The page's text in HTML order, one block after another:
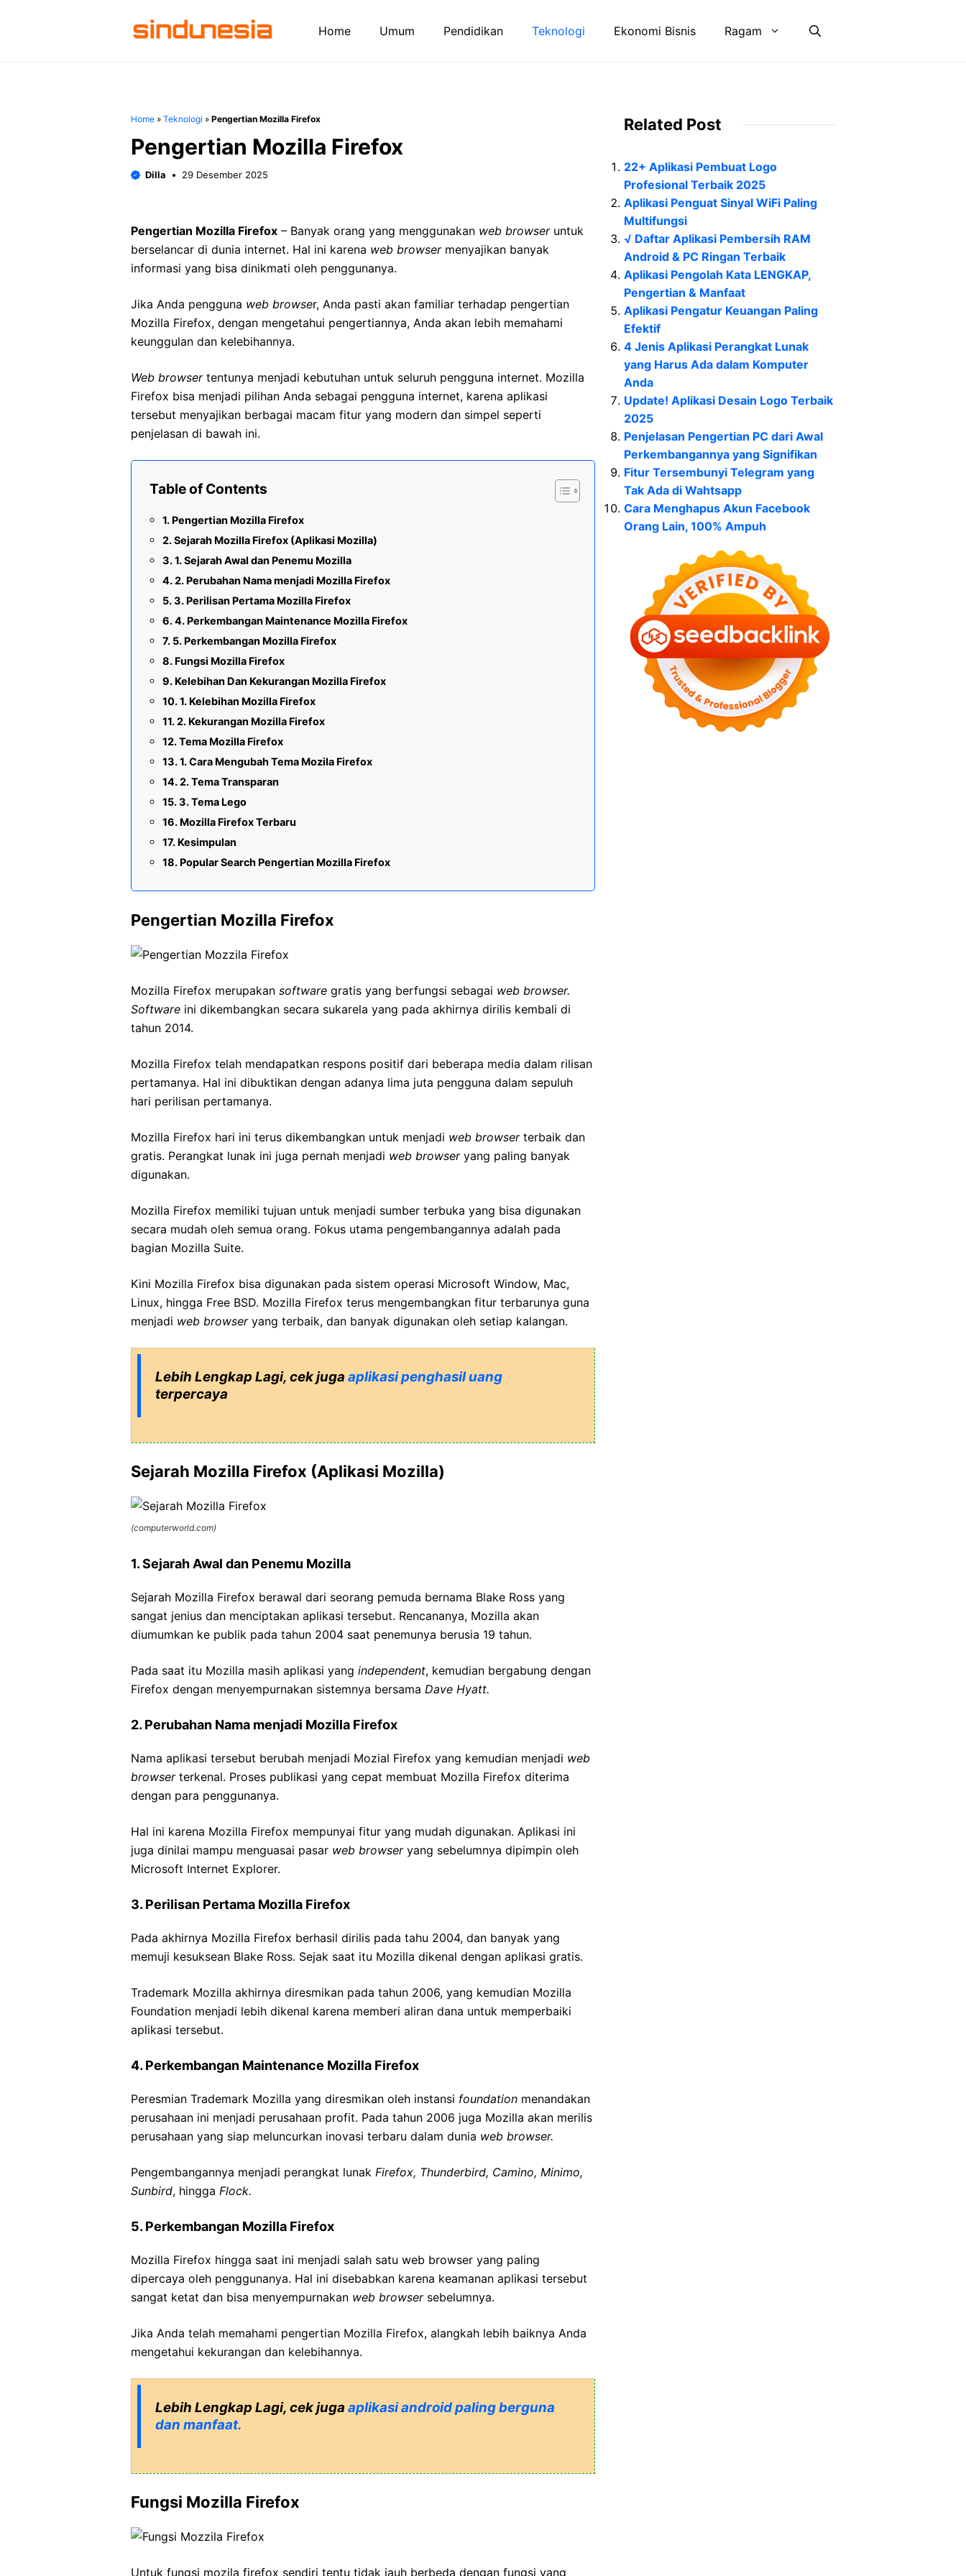
Home Umum Pendidikan Teknologi Ekonomi Bisnis Ragam
Home » Teknologi » Pengertian Mozilla Firefox
Pengertian Mozilla Firefox
Dilla 29 Desember 2025
Pengertian Mozilla Firefox – Banyak orang yang menggunakan web browseruntuk
berselancar di dunia internet. Hal ini karena web browsermenyajikan banyak
informasi yang bisa dinikmati oleh penggunanya.
Jika Anda pengguna web browser, Anda pasti akan familiar terhadap pengertian
Mozilla Firefox, dengan mengetahui pengertiannya, Anda akan lebih memahami
keunggulan dan kelebihannya.
Web browsertentunya menjadi kebutuhan untuk seluruh pengguna internet. Mozilla
Firefox bisa menjadi pilihan Anda sebagai pengguna internet, karena aplikasi
tersebut menyajikan berbagai macam fitur yang modern dan simpel seperti
penjelasan di bawah ini.
Table of Contents
Pengertian Mozilla Firefox
Sejarah Mozilla Firefox (Aplikasi Mozilla)
1. Sejarah Awal dan Penemu Mozilla
2. Perubahan Nama menjadi Mozilla Firefox
3. Perilisan Pertama Mozilla Firefox
4. Perkembangan Maintenance Mozilla Firefox
5. Perkembangan Mozilla Firefox
Fungsi Mozilla Firefox
Kelebihan Dan Kekurangan Mozilla Firefox
1. Kelebihan Mozilla Firefox
2. Kekurangan Mozilla Firefox
Tema Mozilla Firefox
1. Cara Mengubah Tema Mozila Firefox
2. Tema Transparan
3. Tema Lego
Mozilla Firefox Terbaru
Kesimpulan
Popular Search Pengertian Mozilla Firefox
Pengertian Mozilla Firefox
Mozilla Firefox merupakan software gratis yang berfungsi sebagai web browser.
Software ini dikembangkan secara sukarela yang pada akhirnya dirilis kembali di
tahun 2014.
Mozilla Firefox telah mendapatkan respons positif dari beberapa media dalam rilisan
pertamanya. Hal ini dibuktikan dengan adanya lima juta pengguna dalam sepuluh
hari perilisan pertamanya.
Mozilla Firefox hari ini terus dikembangkan untuk menjadi web browserterbaik dan
gratis. Perangkat lunak ini juga pernah menjadi web browseryang paling banyak
digunakan.
Mozilla Firefox memiliki tujuan untuk menjadi sumber terbuka yang bisa digunakan
secara mudah oleh semua orang. Fokus utama pengembangannya adalah pada
bagian Mozilla Suite.
Kini Mozilla Firefox bisa digunakan pada sistem operasi Microsoft Window, Mac,
Linux, hingga Free BSD. Mozilla Firefox terus mengembangkan fitur terbarunya guna
menjadi web browseryang terbaik, dan banyak digunakan oleh setiap kalangan.
Lebih Lengkap Lagi, cek juga aplikasi penghasil uang
terpercaya
Sejarah Mozilla Firefox (Aplikasi Mozilla)
(computerworld.com)
1. Sejarah Awal dan Penemu Mozilla
Sejarah Mozilla Firefox berawal dari seorang pemuda bernama Blake Ross yang
sangat jenius dan menciptakan aplikasi tersebut. Rencananya, Mozilla akan
diumumkan ke publik pada tahun 2004 saat penemunya berusia 19 tahun.
Pada saat itu Mozilla masih aplikasi yang independent, kemudian bergabung dengan
Firefox dengan menyempurnakan sistemnya bersama Dave Hyatt.
2. Perubahan Nama menjadi Mozilla Firefox
Nama aplikasi tersebut berubah menjadi Mozial Firefox yang kemudian menjadi web
browserterkenal. Proses publikasi yang cepat membuat Mozilla Firefox diterima
dengan para penggunanya.
Hal ini karena Mozilla Firefox mempunyai fitur yang mudah digunakan. Aplikasi ini
juga dinilai mampu menguasai pasar web browseryang sebelumnya dipimpin oleh
Microsoft Internet Explorer.
3. Perilisan Pertama Mozilla Firefox
Pada akhirnya Mozilla Firefox berhasil dirilis pada tahu 2004, dan banyak yang
memuji kesuksean Blake Ross. Sejak saat itu Mozilla dikenal dengan aplikasi gratis.
Trademark Mozilla akhirnya diresmikan pada tahun 2006, yang kemudian Mozilla
Foundation menjadi lebih dikenal karena memberi aliran dana untuk memperbaiki
aplikasi tersebut.
4. Perkembangan Maintenance Mozilla Firefox
Peresmian Trademark Mozilla yang diresmikan oleh instansi foundation menandakan
perusahaan ini menjadi perusahaan profit. Pada tahun 2006 juga Mozilla akan merilis
perusahaan yang siap meluncurkan inovasi terbaru dalam dunia web browser.
Pengembangannya menjadi perangkat lunak Firefox, Thunderbird, Camino, Minimo,
Sunbird, hingga Flock.
5. Perkembangan Mozilla Firefox
Mozilla Firefox hingga saat ini menjadi salah satu web browser yang paling
dipercaya oleh penggunanya. Hal ini disebabkan karena keamanan aplikasi tersebut
sangat ketat dan bisa menyempurnakan web browsersebelumnya.
Jika Anda telah memahami pengertian Mozilla Firefox, alangkah lebih baiknya Anda
mengetahui kekurangan dan kelebihannya.
Lebih Lengkap Lagi, cek juga aplikasi android paling berguna
dan manfaat.
Fungsi Mozilla Firefox
Untuk fungsi mozila firefox sendiri tentu tidak jauh berbeda dengan fungsi yang
Related Post
22+ Aplikasi Pembuat Logo
Profesional Terbaik 2025
Aplikasi Penguat Sinyal WiFi Paling
Multifungsi
√ Daftar Aplikasi Pembersih RAM
Android & PC Ringan Terbaik
Aplikasi Pengolah Kata LENGKAP,
Pengertian & Manfaat
Aplikasi Pengatur Keuangan Paling
Efektif
4 Jenis Aplikasi Perangkat Lunak
yang Harus Ada dalam Komputer
Anda
Update! Aplikasi Desain Logo Terbaik
2025
Penjelasan Pengertian PC dari Awal
Perkembangannya yang Signifikan
Fitur Tersembunyi Telegram yang
Tak Ada di Wahtsapp
Cara Menghapus Akun Facebook
Orang Lain, 100% Ampuh